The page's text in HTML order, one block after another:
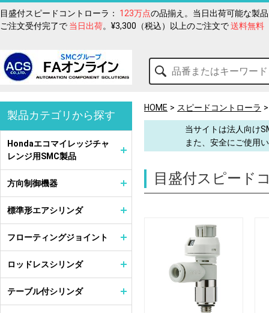
目盛付スピードコントローラ： 123万点の品揃え。当日出荷可能な製
ご注文受付完了で 当日出荷。¥3,300（税込）以上のご注文で送料無料
HOME スピードコントローラ
当サイトは法人向け
また、安全にご使用
目盛付スピード
製品カテゴリから探す
Hondaエコマイレッジチャ
レンジ用SMC製品
方向制御機器
標準形エアシリンダ
フローティングジョイント
ロッドレスシリンダ
テーブル付シリンダ